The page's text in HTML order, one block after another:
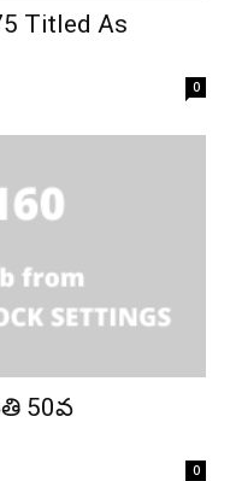
Titled As
0
50వ
0